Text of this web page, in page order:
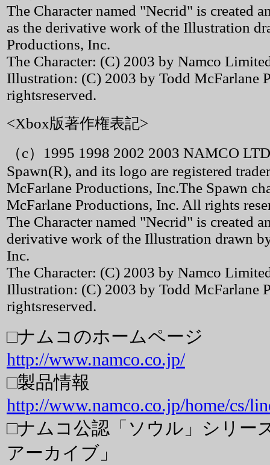
The Character named "Necrid" is created
as the derivative work of the Illustration
Productions, Inc.
The Character: (C) 2003 by Namco
Illustration: (C) 2003 by Todd McFarlane
rightsreserved.
<Xbox版著作権表記>
（c）1995 1998 2002 2003 NAMCO
Spawn(R), and its logo are registered
McFarlane Productions, Inc.The Spawn
McFarlane Productions, Inc. All rights
The Character named "Necrid" is created
derivative work of the Illustration drawn
Inc.
The Character: (C) 2003 by Namco
Illustration: (C) 2003 by Todd McFarlane
rightsreserved.
□ナムコのホームページ
http://www.namco.co.jp/
□製品情報
http://www.namco.co.jp/home/cs/
□ナムコ公認「ソウル」シリー
アーカイブ」